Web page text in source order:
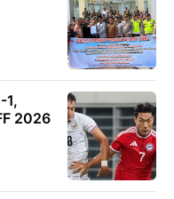
1,
2026